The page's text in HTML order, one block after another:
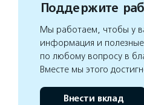
Поддержите
Мы работаем, чтобы у
информация и
по любому вопросу в
Вместе мы этого
Внести вклад